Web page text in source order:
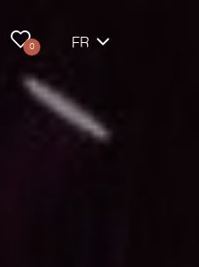
0 FR